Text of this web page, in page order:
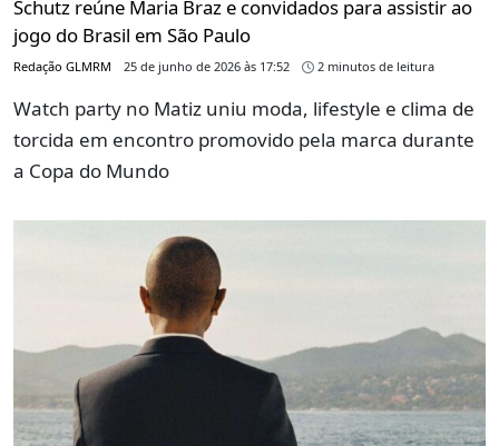
Schutz reúne Maria Braz e convidados para assistir ao
jogo do Brasil em São Paulo
Redação GLMRM 25 de junho de 2026 às 17:52 2 minutos de leitura
Watch party no Matiz uniu moda, lifestyle e clima de
torcida em encontro promovido pela marca durante
a Copa do Mundo